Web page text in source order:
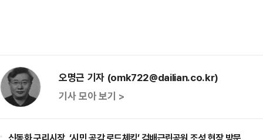
오명근 기자 (omk722@dailian.co.kr)
기사 모아 보기 >